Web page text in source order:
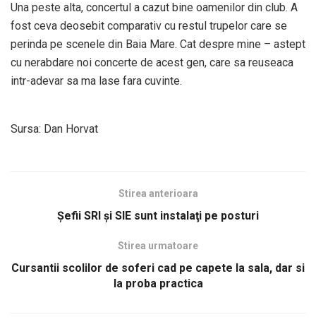
Una peste alta, concertul a cazut bine oamenilor din club. A
fost ceva deosebit comparativ cu restul trupelor care se
perinda pe scenele din Baia Mare. Cat despre mine – astept
cu nerabdare noi concerte de acest gen, care sa reuseaca
intr-adevar sa ma lase fara cuvinte.
Sursa: Dan Horvat
Stirea anterioara
Şefii SRI şi SIE sunt instalaţi pe posturi
Stirea urmatoare
Cursantii scolilor de soferi cad pe capete la sala, dar si
la proba practica